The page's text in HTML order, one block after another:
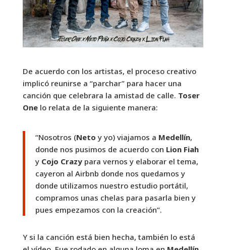
De acuerdo con los artistas, el proceso creativo
implicó reunirse a “parchar” para hacer una
canción que celebrara la amistad de calle. Toser
Onelo relata de la siguiente manera:
“Nosotros (Neto y yo) viajamos a Medellín,
donde nos pusimos de acuerdo con Lion Fiah
y Cojo Crazypara vernos y elaborar el tema,
cayeron al Airbnb donde nos quedamos y
donde utilizamos nuestro estudio portátil,
compramos unas chelas para pasarla bien y
pues empezamos con la creación”.
Y si la canción está bien hecha, también lo está